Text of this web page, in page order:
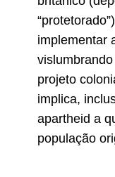
implementar
projeto
implica,
apartheid a
população